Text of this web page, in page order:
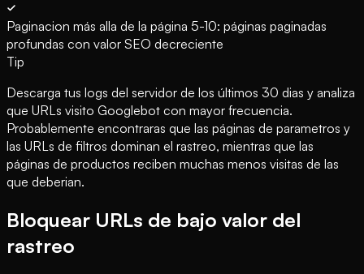
Paginacion más alla de la página 5-10: páginas paginadas
profundas con valor SEO decreciente
Tip
Descarga tus logs del servidor de los últimos 30 dias y analiza
que URLs visito Googlebot con mayor frecuencia.
Probablemente encontraras que las páginas de parametros y
las URLs de filtros dominan el rastreo, mientras que las
páginas de productos reciben muchas menos visitas de las
que deberian.
Bloquear URLs de bajo valor del
rastreo